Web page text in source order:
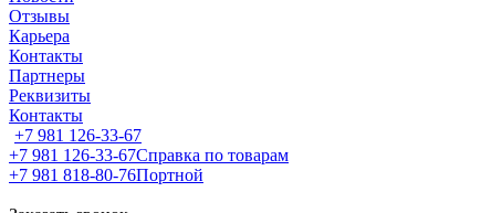
Отзывы
Карьера
Контакты
Партнеры
Реквизиты
Контакты
+7 981 126-33-67
+7 981 126-33-67Справка по товарам
+7 981 818-80-76Портной